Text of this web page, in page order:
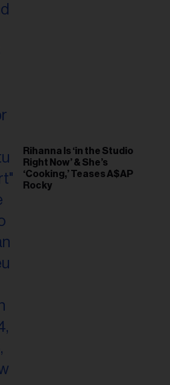
Rihanna Is ‘in the Studio
Right Now’ & She’s
‘Cooking,’ Teases A$AP
Rocky